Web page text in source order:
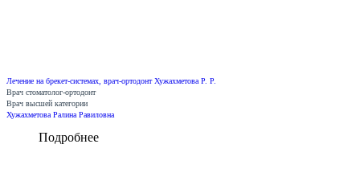
Лечение на брекет-системах, врач-ортодонт Хужахметова Р. Р.
Врач стоматолог-ортодонт
Врач высшей категории
Хужахметова Ралина Равиловна
Подробнее